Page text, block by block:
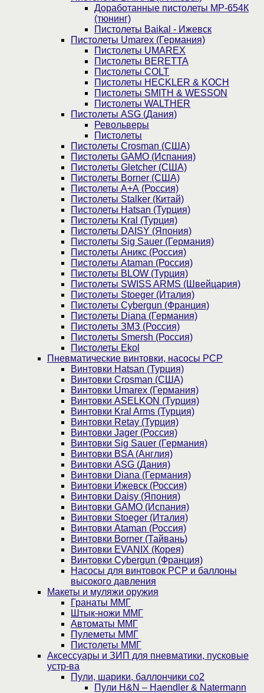
Доработанные пистолеты МР-654К
(тюнинг)
Пистолеты Baikal - Ижевск
Пистолеты Umarex (Германия)
Пистолеты UMAREX
Пистолеты BERETTA
Пистолеты COLT
Пистолеты HECKLER & KOCH
Пистолеты SMITH & WESSON
Пистолеты WALTHER
Пистолеты ASG (Дания)
Револьверы
Пистолеты
Пистолеты Crosman (США)
Пистолеты GAMO (Испания)
Пистолеты Gletcher (США)
Пистолеты Borner (США)
Пистолеты А+А (Россия)
Пистолеты Stalker (Китай)
Пистолеты Hatsan (Турция)
Пистолеты Kral (Турция)
Пистолеты DAISY (Япония)
Пистолеты Sig Sauer (Германия)
Пистолеты Аникс (Россия)
Пистолеты Ataman (Россия)
Пистолеты BLOW (Турция)
Пистолеты SWISS ARMS (Швейцария)
Пистолеты Stoeger (Италия)
Пистолеты Cybergun (Франция)
Пистолеты Diana (Германия)
Пистолеты ЗМЗ (Россия)
Пистолеты Smersh (Россия)
Пистолеты Ekol
Пневматические винтовки, насосы PCP
Винтовки Hatsan (Турция)
Винтовки Crosman (США)
Винтовки Umarex (Германия)
Винтовки ASELKON (Турция)
Винтовки Kral Arms (Турция)
Винтовки Retay (Турция)
Винтовки Jager (Россия)
Винтовки Sig Sauer (Германия)
Винтовки BSA (Англия)
Винтовки ASG (Дания)
Винтовки Diana (Германия)
Винтовки Ижевск (Россия)
Винтовки Daisy (Япония)
Винтовки GAMO (Испания)
Винтовки Stoeger (Италия)
Винтовки Ataman (Россия)
Винтовки Borner (Тайвань)
Винтовки EVANIX (Корея)
Винтовки Cybergun (Франция)
Насосы для винтовок PCP и баллоны
высокого давления
Макеты и муляжи оружия
Гранаты ММГ
Штык-ножи ММГ
Автоматы ММГ
Пулеметы ММГ
Пистолеты ММГ
Аксессуары и ЗИП для пневматики, пусковые
устр-ва
Пули, шарики, баллончики со2
Пули H&N – Haendler & Natermann